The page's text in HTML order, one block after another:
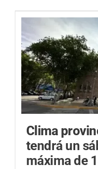
Clima
tendrá un
máxima de